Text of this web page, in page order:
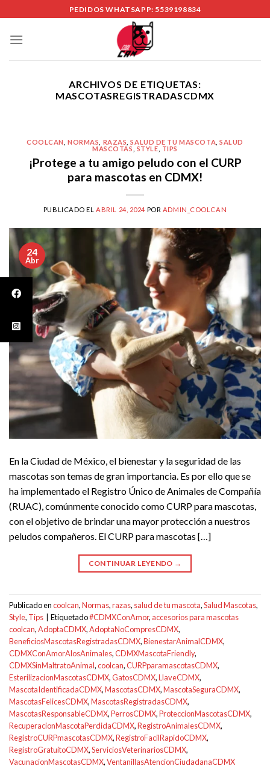
to
content
PEDIDOS WHATSAPP: 5539198834
ARCHIVOS DE ETIQUETAS:
MASCOTASREGISTRADASCDMX
COOLCAN ,NORMAS RAZAS ,SALUD DE TU MASCOTA ,SALUD
MASCOTAS
STYLE TIPS
¡Protege a tu amigo peludo con el CURP
para mascotas en CDMX!
PUBLICADO EL ABRIL 24, 2024 POR ADMIN_COOLCAN
24
Abr
En la Ciudad de México, el bienestar y la seguridad de las
mascotas son temas de gran importancia. Es por ello que se
ha implementado el Registro Único de Animales de Compañía
(RUAC), comúnmente conocido como CURP para mascotas,
con el objetivo de brindar una mayor protección a nuestros
peludos compañeros. El CURP para mascotas […]
CONTINUAR LEYENDO →
Publicado encoolcan,Normas,razas, salud de tu mascota,Salud Mascotas,
Style, Tips | Etiquetado#CDMXConAmor, accesorios para mascotas
coolcan,AdoptaCDMX,AdoptaNoCompresCDMX,
BeneficiosMascotasRegistradasCDMX,BienestarAnimalCDMX,
CDMXConAmorAlosAnimales,CDMXMascotaFriendly,
CDMXSinMaltratoAnimal,coolcan,CURPparamascotasCDMX,
EsterilizacionMascotasCDMX,GatosCDMX,LlaveCDMX,
MascotaIdentificadaCDMX,MascotasCDMX,MascotaSeguraCDMX,
MascotasFelicesCDMX,MascotasRegistradasCDMX,
MascotasResponsableCDMX,PerrosCDMX,ProteccionMascotasCDMX,
RecuperacionMascotaPerdidaCDMX,RegistroAnimalesCDMX,
RegistroCURPmascotasCDMX,RegistroFacilRapidoCDMX,
RegistroGratuitoCDMX,ServiciosVeterinariosCDMX,
VacunacionMascotasCDMX,VentanillasAtencionCiudadanaCDMX